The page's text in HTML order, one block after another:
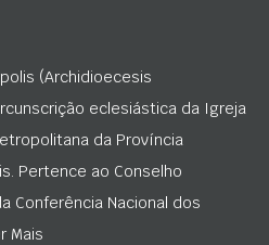
(Archidioecesis
eclesiástica da Igreja
da Província
Pertence ao Conselho
Conferência Nacional dos
Mais